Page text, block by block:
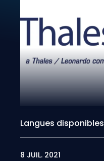
Langues disponibles
8 JUIL. 2021